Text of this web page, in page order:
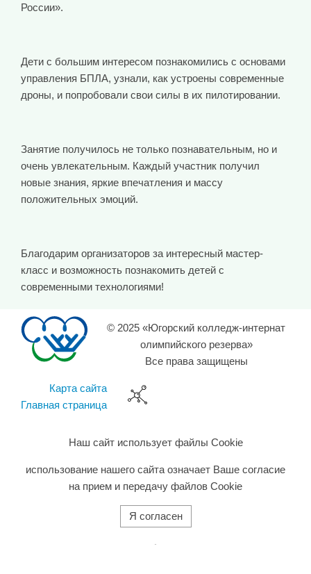
России».
Дети с большим интересом познакомились с основами
управления БПЛА, узнали, как устроены современные
дроны, и попробовали свои силы в их пилотировании.
Занятие получилось не только познавательным, но и
очень увлекательным. Каждый участник получил
новые знания, яркие впечатления и массу
положительных эмоций.
Благодарим организаторов за интересный мастер-
класс и возможность познакомить детей с
современными технологиями!
© 2025 «Югорский колледж-интернат
олимпийского резерва»
Все права защищены
Карта сайта
Главная страница
Наш сайт использует файлы Cookie
использование нашего сайта означает Ваше согласие
на прием и передачу файлов Cookie
Я согласен